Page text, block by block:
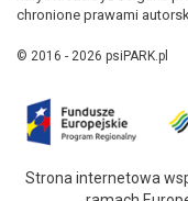
chronione prawami
© 2016 - 2026 psiPARK.pl
Strona internetowa